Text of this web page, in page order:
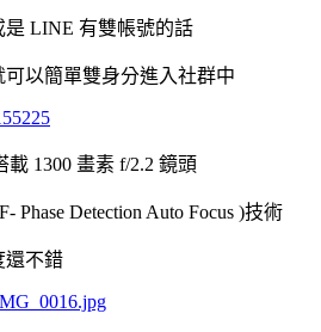
LINE 有雙帳號的話
以簡單雙身分進入社群中
1300 畫素 f/2.2 鏡頭
Phase Detection Auto Focus )技術
還不錯